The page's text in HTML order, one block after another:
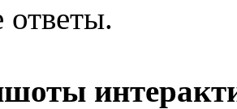
ответы.